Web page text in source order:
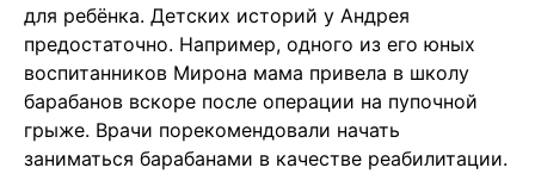
для ребёнка. Детских историй у Андрея
предостаточно. Например, одного из его юных
воспитанников Мирона мама привела в школу
барабанов вскоре после операции на пупочной
грыже. Врачи порекомендовали начать
заниматься барабанами в качестве реабилитации.